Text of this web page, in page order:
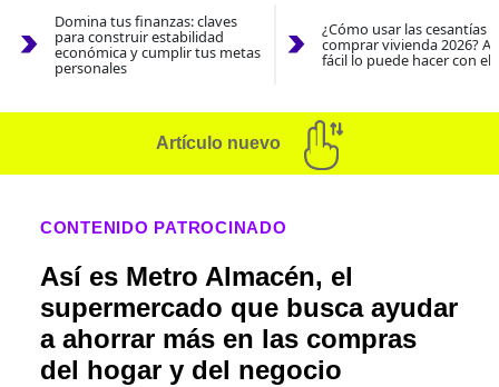
Domina tus finanzas: claves
para construir estabilidad
económica y cumplir tus metas
personales
¿Cómo usar las cesantías
comprar vivienda 2026?
fácil lo puede hacer con el
Artículo nuevo
CONTENIDO PATROCINADO
Así es Metro Almacén, el
supermercado que busca ayudar
a ahorrar más en las compras
del hogar y del negocio